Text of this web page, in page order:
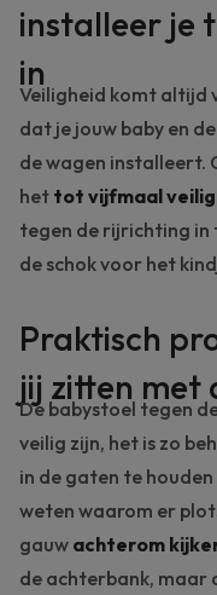
installeer je
in
Veiligheid komt altijd
dat je jouw baby en
de wagen
het tot vijfmaal
tegen de rijrichting in
de schok voor het
Praktisch
jij zitten met
De babystoel tegen
veilig zijn, het is zo
in de gaten te
weten waarom er
gauw achterom
de achterbank, maar